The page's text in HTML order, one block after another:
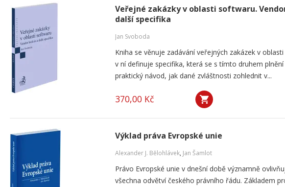
Veřejné zakázky v oblasti softwaru.
další specifika
Jan Svoboda
Kniha se věnuje zadávání veřejných zakázek v
v ní definuje specifika, která se s tímto druhem
praktický návod, jak dané zvláštnosti zohlednit v...
370,00 Kč
Výklad práva Evropské unie
Alexander J. Bělohlávek, Jan Šamlot
Právo Evropské unie v dnešní době významně
všechna odvětví českého právního řádu. Základem